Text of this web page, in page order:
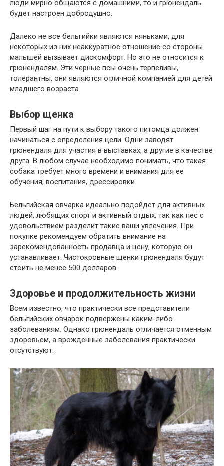
люди мирно общаются с домашними, то и грюнендаль
будет настроен добродушно.
Далеко не все бельгийки являются няньками, для
некоторых из них неаккуратное отношение со стороны
малышей вызывает дискомфорт. Но это не относится к
грюнендалям. Эти черные псы очень терпеливы,
толерантны, они являются отличной компанией для детей
младшего возраста.
Выбор щенка
Первый шаг на пути к выбору такого питомца должен
начинаться с определения цели. Одни заводят
грюнендаля для участия в выставках, а другие в качестве
друга. В любом случае необходимо понимать, что такая
собака требует много времени и внимания для ее
обучения, воспитания, дрессировки.
Бельгийская овчарка идеально подойдет для активных
людей, любящих спорт и активный отдых, так как пес с
удовольствием разделит такие ваши увлечения. При
покупке рекомендуем обратить внимание на
зарекомендованность продавца и цену, которую он
устанавливает. Чистокровные щенки грюнендаля будут
стоить не менее 500 долларов.
Здоровье и продолжительность жизни
Всем известно, что практически все представители
бельгийских овчарок подвержены каким-либо
заболеваниям. Однако грюнендаль отличается отменным
здоровьем, а врожденные заболевания практически
отсутствуют.